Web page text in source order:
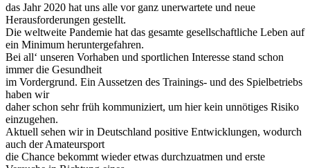
das Jahr 2020 hat uns alle vor ganz unerwartete und neue
Herausforderungen gestellt.
Die weltweite Pandemie hat das gesamte gesellschaftliche Leben auf
ein Minimum heruntergefahren.
Bei all‘ unseren Vorhaben und sportlichen Interesse stand schon
immer die Gesundheit
im Vordergrund. Ein Aussetzen des Trainings- und des Spielbetriebs
haben wir
daher schon sehr früh kommuniziert, um hier kein unnötiges Risiko
einzugehen.
Aktuell sehen wir in Deutschland positive Entwicklungen, wodurch
auch der Amateursport
die Chance bekommt wieder etwas durchzuatmen und erste